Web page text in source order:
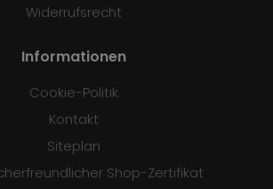
Widerrufsrecht
Informationen
Cookie-Politik
Kontakt
Siteplan
Shop-Zertifikat